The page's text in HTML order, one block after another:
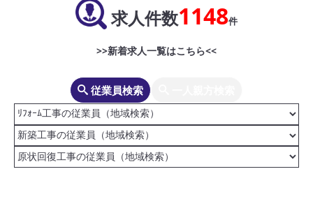
求人件数1148件
>>新着求人一覧はこちら<<
従業員検索